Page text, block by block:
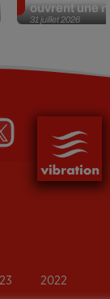
31 juillet 2026
ouvrent une
2022